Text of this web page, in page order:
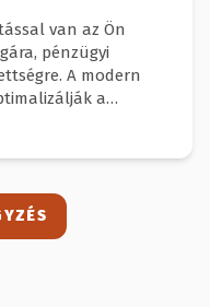
van az Ön
pénzügyi
A modern
a